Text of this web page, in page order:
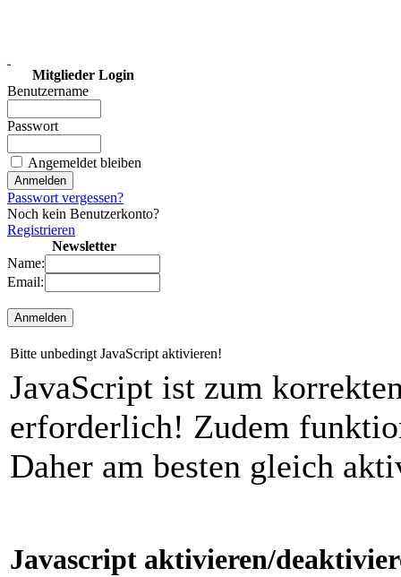
Mitglieder Login
Benutzername
Passwort
Angemeldet bleiben
Passwort vergessen?
Noch kein Benutzerkonto?
Registrieren
Newsletter
Name:
Email:
Bitte unbedingt JavaScript aktivieren!
JavaScript ist zum
erforderlich! Zudem
Daher am besten gleich
Javascript aktivieren/